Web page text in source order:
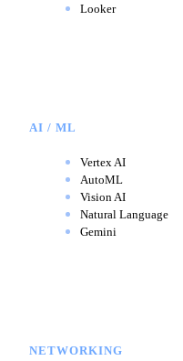
Looker
AI / ML
Vertex AI
AutoML
Vision AI
Natural Language
Gemini
NETWORKING